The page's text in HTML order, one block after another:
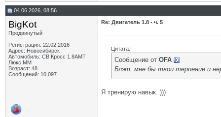
04.06.2026, 08:56
BigKot
Продвинутый
Регистрация: 22.02.2016
Адрес: Новосибирск
Автомобиль: СВ Кросс 1.8АМТ
Люкс ММ
Возраст: 48
Сообщений: 10,097
Re: Двигатель 1.8 - ч. 5
Цитата:
Сообщение от OFA
Блэт, мне бы твои терпение и
Я тренирую навык. )))